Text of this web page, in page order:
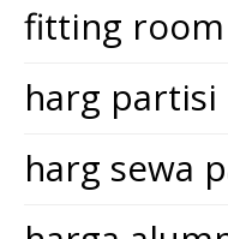
fitting
harg
harg sewa